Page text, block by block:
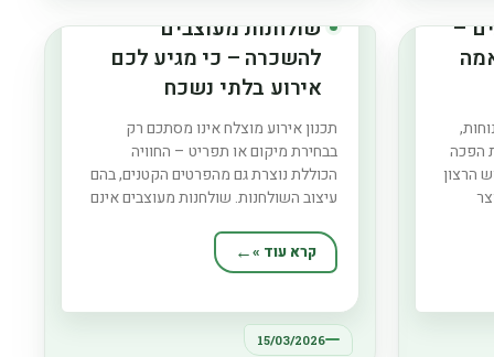
–
הפכה
הרצון
מתח,
שולחנות מעוצבים
להשכרה – כי מגיע לכם
אירוע בלתי נשכח
תכנון אירוע מוצלח אינו מסתכם רק
בבחירת מיקום או תפריט – החוויה
הכוללת נוצרת גם מהפרטים הקטנים, בהם
עיצוב השולחנות. שולחנות מעוצבים אינם
האווירה והסגנון של האירוע. עם התפתחות
עולם ההפקות בישראל, יותר ויותר מארגני
שולחנות מעוצבים במקום רכישתם.
קרא עוד »
15/03/2026